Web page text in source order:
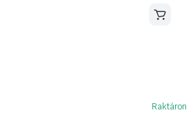
Raktáron